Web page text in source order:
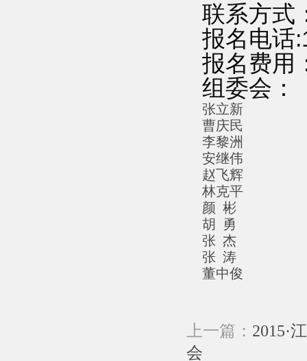
联系方式
报名电话
报名费用
组委会：
张立新
曹庆民
李黎洲
安继伟
赵飞辉
林克平
颜 彬
胡 勇
张 杰
张 涛
董中俊
上一篇： 2015·
会